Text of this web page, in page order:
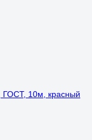
ГОСТ, 10м, красный